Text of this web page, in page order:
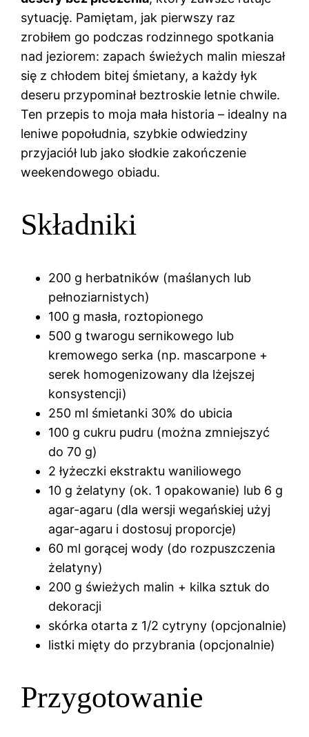
sytuację. Pamiętam, jak pierwszy raz
zrobiłem go podczas rodzinnego spotkania
nad jeziorem: zapach świeżych malin mieszał
się z chłodem bitej śmietany, a każdy łyk
deseru przypominał beztroskie letnie chwile.
Ten przepis to moja mała historia – idealny na
leniwe popołudnia, szybkie odwiedziny
przyjaciół lub jako słodkie zakończenie
weekendowego obiadu.
Składniki
200 g herbatników (maślanych lub
pełnoziarnistych)
100 g masła, roztopionego
500 g twarogu sernikowego lub
kremowego serka (np. mascarpone +
serek homogenizowany dla lżejszej
konsystencji)
250 ml śmietanki 30% do ubicia
100 g cukru pudru (można zmniejszyć
do 70 g)
2 łyżeczki ekstraktu waniliowego
10 g żelatyny (ok. 1 opakowanie) lub 6 g
agar-agaru (dla wersji wegańskiej użyj
agar-agaru i dostosuj proporcje)
60 ml gorącej wody (do rozpuszczenia
żelatyny)
200 g świeżych malin + kilka sztuk do
dekoracji
skórka otarta z 1/2 cytryny (opcjonalnie)
listki mięty do przybrania (opcjonalnie)
Przygotowanie